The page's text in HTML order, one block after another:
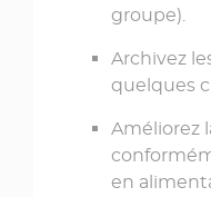
groupe).
Archivez
quelques
Améliorez
en